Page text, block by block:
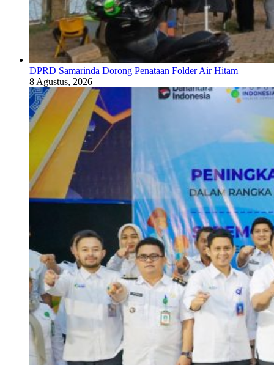
DPRD Samarinda Dorong Penataan Folder Air Hitam
8 Agustus, 2026